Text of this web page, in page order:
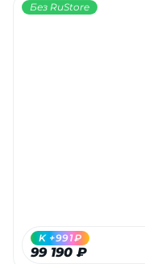
Без RuStore
99 190 ₽
K +991₽